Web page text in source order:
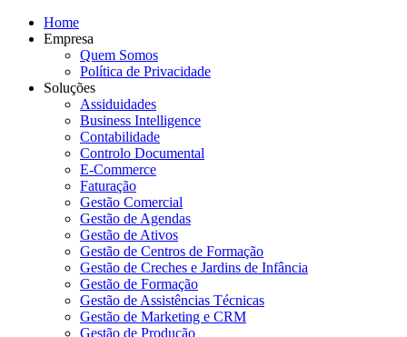
Home
Empresa
Quem Somos
Política de Privacidade
Soluções
Assiduidades
Business Intelligence
Contabilidade
Controlo Documental
E-Commerce
Faturação
Gestão Comercial
Gestão de Agendas
Gestão de Ativos
Gestão de Centros de Formação
Gestão de Creches e Jardins de Infância
Gestão de Formação
Gestão de Assistências Técnicas
Gestão de Marketing e CRM
Gestão de Produção